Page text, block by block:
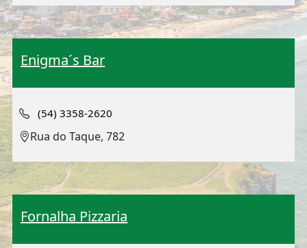
Enigma´s Bar
(54) 3358-2620
Rua do Taque, 782
Fornalha Pizzaria